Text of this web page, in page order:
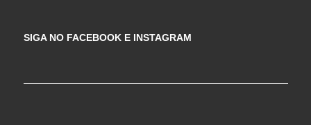
SIGA NO FACEBOOK E INSTAGRAM